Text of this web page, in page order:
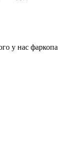
у нас фаркопа